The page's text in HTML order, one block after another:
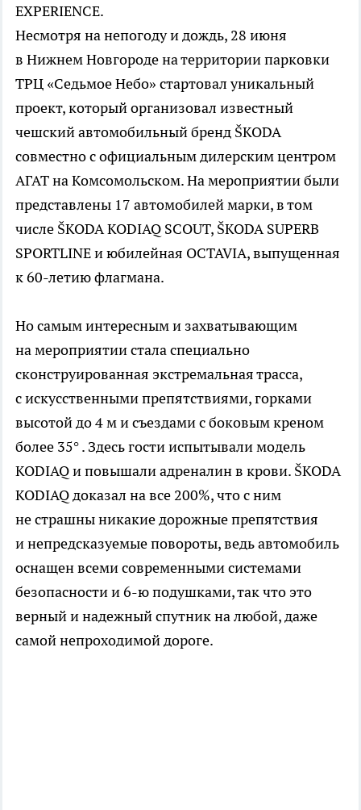
EXPERIENCE.
Несмотря на непогоду и дождь, 28 июня
в Нижнем Новгороде на территории парковки
ТРЦ «Седьмое Небо» стартовал уникальный
проект, который организовал известный
чешский автомобильный бренд ŠKODA
совместно с официальным дилерским центром
АГАТ на Комсомольском. На мероприятии были
представлены 17 автомобилей марки, в том
числе ŠKODA KODIAQ SCOUT, ŠKODA SUPERB
SPORTLINE и юбилейная OCTAVIA, выпущенная
к 60-летию флагмана.
Но самым интересным и захватывающим
на мероприятии стала специально
сконструированная экстремальная трасса,
с искусственными препятствиями, горками
высотой до 4 м и съездами с боковым креном
более 35° . Здесь гости испытывали модель
KODIAQ и повышали адреналин в крови. ŠKODA
KODIAQ доказал на все 200%, что с ним
не страшны никакие дорожные препятствия
и непредсказуемые повороты, ведь автомобиль
оснащен всеми современными системами
безопасности и 6-ю подушками, так что это
верный и надежный спутник на любой, даже
самой непроходимой дороге.